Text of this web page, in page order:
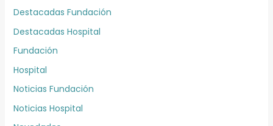
Destacadas Fundación
Destacadas Hospital
Fundación
Hospital
Noticias Fundación
Noticias Hospital